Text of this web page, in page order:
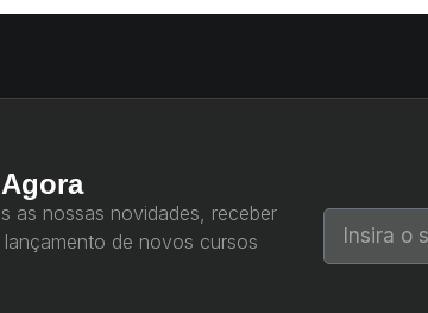
as nossas novidades, receber
de novos cursos